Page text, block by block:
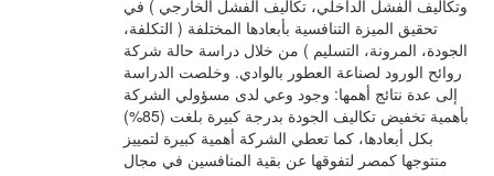
وتكاليف الفشل الداخلي، تكاليف الفشل الخارجي ) في
تحقيق الميزة التنافسية بأبعادها المختلفة ( التكلفة،
الجودة، المرونة، التسليم ) من خلال دراسة حالة شركة
روائح الورود لصناعة العطور بالوادي. وخلصت الدراسة
إلى عدة نتائج أهمها: وجود وعي لدى مسؤولي الشركة
بأهمية تخفيض تكاليف الجودة بدرجة كبيرة بلغت (85%)
بكل أبعادها، كما تعطي الشركة أهمية كبيرة لتمييز
منتوجها كمصر لتفوقها عن بقية المنافسين في مجال